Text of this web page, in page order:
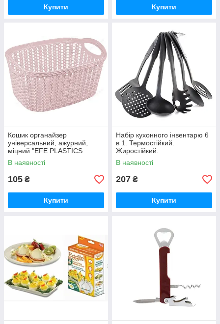
Купити Купити
Кошик органайзер
універсальний, ажурний,
міцний "EFE PLASTICS
"Косочка" (колір Капучино)
24,5 Х 18,5 Х 12
В наявності
105 ₴
Купити
Набір кухонного інвентарю 6
в 1. Термостійкий.
Жиростійкий.
В наявності
207 ₴
Купити